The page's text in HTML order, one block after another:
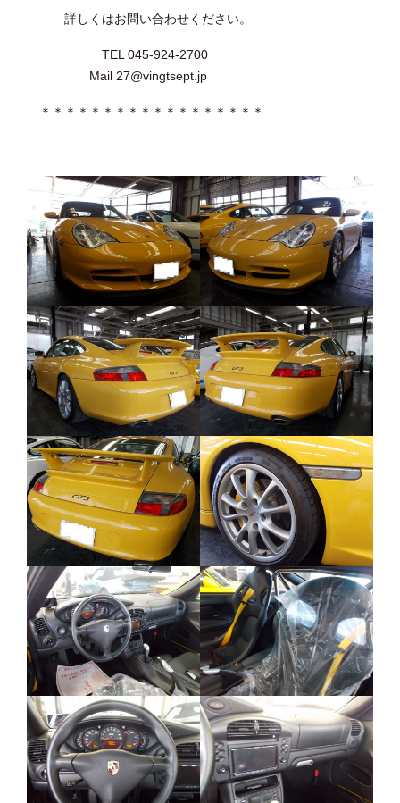
詳しくはお問い合わせください。
TEL 045-924-2700
Mail 27@vingtsept.jp
＊＊＊＊＊＊＊＊＊＊＊＊＊＊＊＊＊＊